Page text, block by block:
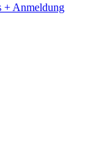
+ Anmeldung